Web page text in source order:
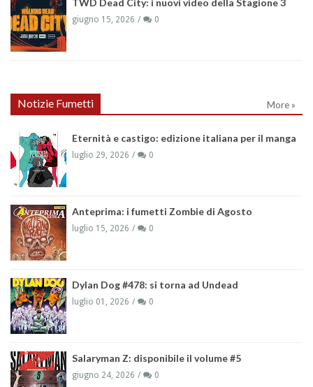
TWD Dead City: i nuovi video della Stagione 3
giugno 15, 2026 0
Notizie Fumetti More »
Eternità e castigo: edizione italiana per il manga
luglio 29, 2026 0
Anteprima: i fumetti Zombie di Agosto
luglio 15, 2026 0
Dylan Dog #478: si torna ad Undead
luglio 01, 2026 0
Salaryman Z: disponibile il volume #5
giugno 24, 2026 0